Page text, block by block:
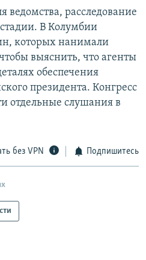
ведомства, расследование
В Колумбии
которых нанимали
выяснить, что агенты
обеспечения
президента. Конгресс
отдельные слушания в
без VPN Подпишитесь